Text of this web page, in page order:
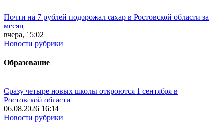
Почти на 7 рублей подорожал сахар в Ростовской области за
месяц
вчера, 15:02
Новости рубрики
Образование
Сразу четыре новых школы откроются 1 сентября в
Ростовской области
06.08.2026 16:14
Новости рубрики